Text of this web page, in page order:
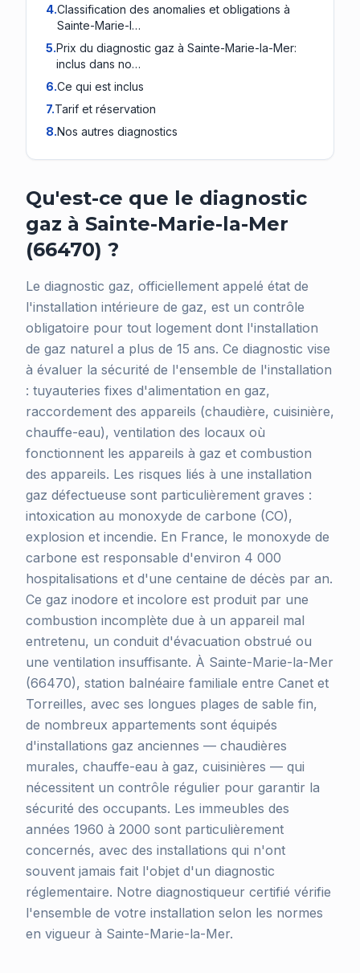
4.Classification des anomalies et obligations à
Sainte-Marie-l…
5.Prix du diagnostic gaz à Sainte-Marie-la-Mer:
inclus dans no…
6.Ce qui est inclus
7.Tarif et réservation
8.Nos autres diagnostics
Qu'est-ce que le diagnostic
gaz à Sainte-Marie-la-Mer
(66470) ?
Le diagnostic gaz, officiellement appelé état de
l'installation intérieure de gaz, est un contrôle
obligatoire pour tout logement dont l'installation
de gaz naturel a plus de 15 ans. Ce diagnostic vise
à évaluer la sécurité de l'ensemble de l'installation
: tuyauteries fixes d'alimentation en gaz,
raccordement des appareils (chaudière, cuisinière,
chauffe-eau), ventilation des locaux où
fonctionnent les appareils à gaz et combustion
des appareils. Les risques liés à une installation
gaz défectueuse sont particulièrement graves :
intoxication au monoxyde de carbone (CO),
explosion et incendie. En France, le monoxyde de
carbone est responsable d'environ 4 000
hospitalisations et d'une centaine de décès par an.
Ce gaz inodore et incolore est produit par une
combustion incomplète due à un appareil mal
entretenu, un conduit d'évacuation obstrué ou
une ventilation insuffisante. À Sainte-Marie-la-Mer
(66470), station balnéaire familiale entre Canet et
Torreilles, avec ses longues plages de sable fin,
de nombreux appartements sont équipés
d'installations gaz anciennes — chaudières
murales, chauffe-eau à gaz, cuisinières — qui
nécessitent un contrôle régulier pour garantir la
sécurité des occupants. Les immeubles des
années 1960 à 2000 sont particulièrement
concernés, avec des installations qui n'ont
souvent jamais fait l'objet d'un diagnostic
réglementaire. Notre diagnostiqueur certifié vérifie
l'ensemble de votre installation selon les normes
en vigueur à Sainte-Marie-la-Mer.